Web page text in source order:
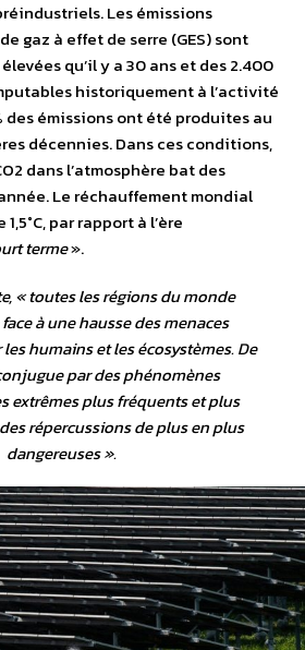
Les émissions
gaz à effet de serre (GES) sont
qu’il y a 30 ans et des 2.400
historiquement à l’activité
des émissions ont été produites au
décennies. Dans ces conditions,
dans l’atmosphère bat des
Le réchauffement mondial
par rapport à l’ère
terme».
«toutes les régions du monde
à une hausse des menaces
humains et les écosystèmes. De
par des phénomènes
extrêmes plus fréquents et plus
répercussions de plus en plus
dangereuses».